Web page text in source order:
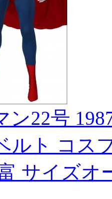
22号
ト コスプ
サイズオ